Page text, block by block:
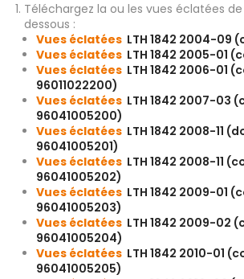
Téléchargez la ou les vues éclatées
dessous :
Vues éclatées LTH 1842 2004-09
Vues éclatées LTH 1842 2005-01
Vues éclatées LTH 1842 2006-01
96011022200)
Vues éclatées LTH 1842 2007-03
96041005200)
Vues éclatées LTH 1842 2008-11
96041005201)
Vues éclatées LTH 1842 2008-11
96041005202)
Vues éclatées LTH 1842 2009-01
96041005203)
Vues éclatées LTH 1842 2009-02
96041005204)
Vues éclatées LTH 1842 2010-01
96041005205)